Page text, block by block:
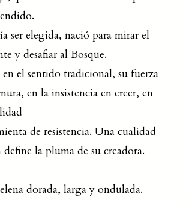
ser elegida, nació para mirar el
y desafiar al Bosque.
el sentido tradicional, su fuerza
en la insistencia en creer, en
de resistencia. Una cualidad
la pluma de su creadora.
dorada, larga y ondulada.